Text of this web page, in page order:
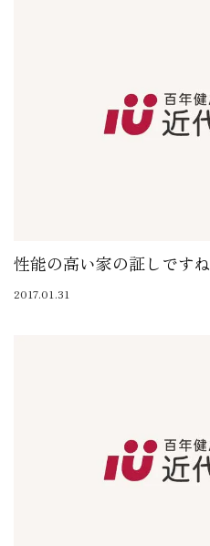
性能の高い家の証しですね
2017.01.31